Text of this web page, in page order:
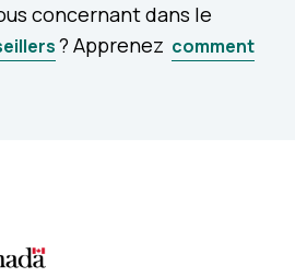
concernant dans le
? Apprenez comment